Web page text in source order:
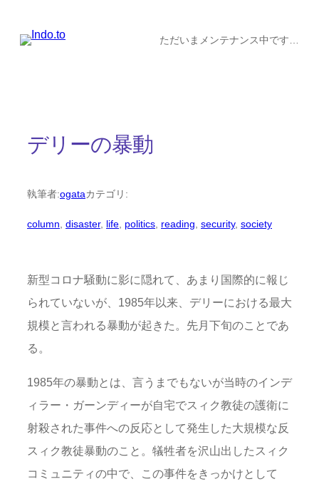
ただいまメンテナンス中です…
デリーの暴動
執筆者:ogataカテゴリ:
column, disaster, life, politics, reading, security, society
新型コロナ騒動に影に隠れて、あまり国際的に報じ
られていないが、1985年以来、デリーにおける最大
規模と言われる暴動が起きた。先月下旬のことであ
る。
1985年の暴動とは、言うまでもないが当時のインデ
ィラー・ガーンディーが自宅でスィク教徒の護衛に
射殺された事件への反応として発生した大規模な反
スィク教徒暴動のこと。犠牲者を沢山出したスィク
コミュニティの中で、この事件をきっかけとして